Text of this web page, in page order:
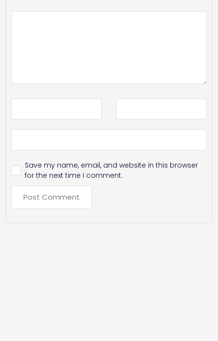
Save my name, email, and website in this browser
for the next time I comment.